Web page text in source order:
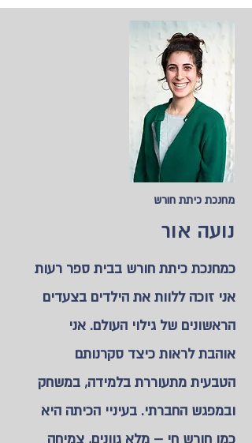
מחנכת כיתת חורש
נועה אור
כמחנכת כיתת חורש בבית ספר רעות
אני זוכה ללוות את הילדים בצעדים
הראשונים של גילוי העולם. אני
אוהבת לראות כיצד סקרנותם
הטבעית מתעוררת בלמידה, במשחק
ובמפגש החברתי. בעיניי הכיתה היא
כמו חורש חי – מלא גוונים, צמיחה